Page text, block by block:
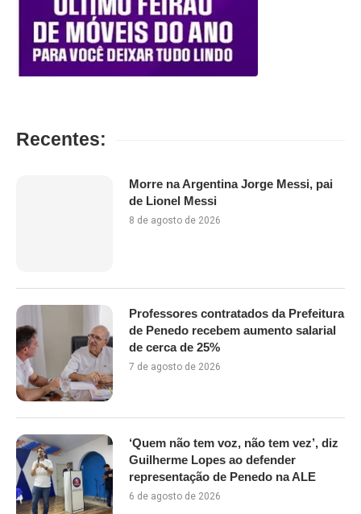
Recentes:
Morre na Argentina Jorge Messi, pai
de Lionel Messi
8 de agosto de 2026
Professores contratados da Prefeitura
de Penedo recebem aumento salarial
de cerca de 25%
7 de agosto de 2026
‘Quem não tem voz, não tem vez’, diz
Guilherme Lopes ao defender
representação de Penedo na ALE
6 de agosto de 2026